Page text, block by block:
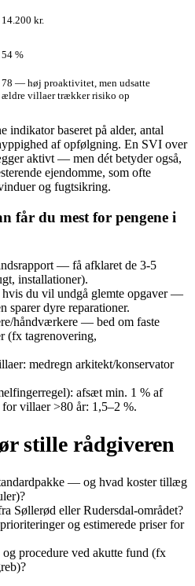
14.200 kr.
54 %
78 — høj proaktivitet, men udsatte
ældre villaer trækker risiko op
indikator baseret på alder, antal
af opfølgning. En SVI over
aktivt — men dét betyder også,
ejendomme, som ofte
og fugtsikring.
får du mest for pengene i
— få afklaret de 3‑5
installationer).
du vil undgå glemte opgaver —
sparer dyre reparationer.
håndværkere — bed om faste
(fx tagrenovering,
medregn arkitekt/konservator
afsæt min. 1 % af
villaer >80 år: 1,5–2 %.
stille rådgiveren
— og hvad koster tillæg
Søllerød eller Rudersdal‑området?
og estimerede priser for
procedure ved akutte fund (fx